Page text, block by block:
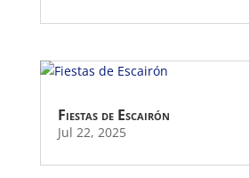
Fiestas de Escairón
Jul 22, 2025